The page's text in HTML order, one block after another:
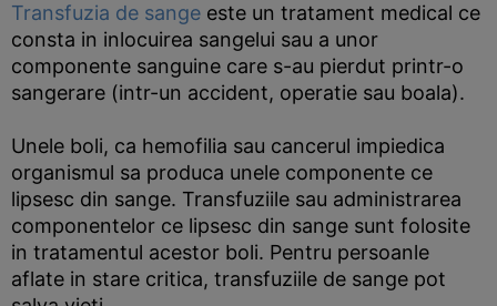
Transfuzia de sange este un tratament medical ce
consta in inlocuirea sangelui sau a unor
componente sanguine care s-au pierdut printr-o
sangerare (intr-un accident, operatie sau boala).
Unele boli, ca hemofilia sau cancerul impiedica
organismul sa produca unele componente ce
lipsesc din sange. Transfuziile sau administrarea
componentelor ce lipsesc din sange sunt folosite
in tratamentul acestor boli. Pentru persoanle
aflate in stare critica, transfuziile de sange pot